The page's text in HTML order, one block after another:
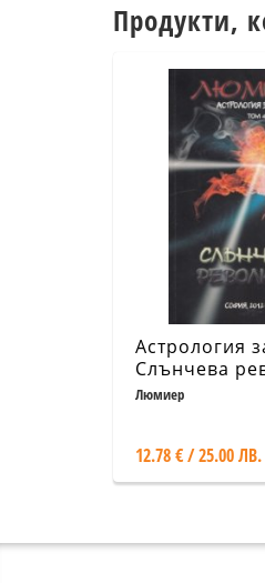
Продукти,
Астрология
Слънчева
Люмиер
12.78 € / 25.00 ЛВ.